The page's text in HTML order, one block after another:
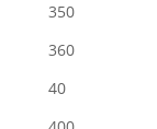
350
360
40